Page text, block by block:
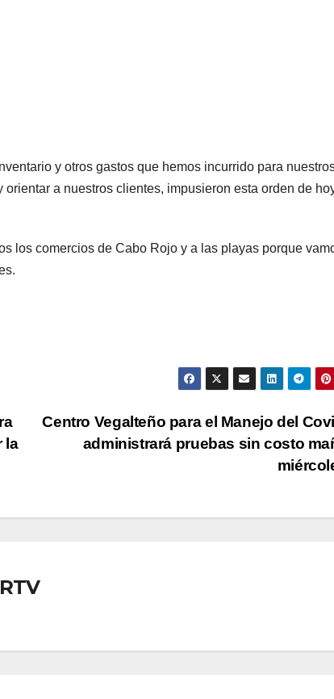
y otros gastos que hemos incurrido para
a nuestros clientes, impusieron esta orden de
los comercios de Cabo Rojo y a las playas porque
Centro Vegalteño para el Manejo del
administrará pruebas sin costo
la